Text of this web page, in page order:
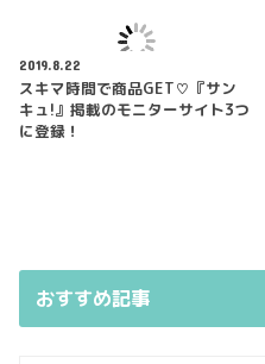
2019.8.22
スキマ時間で商品GET♡『サン
キュ!』掲載のモニターサイト3つ
に登録！
おすすめ記事